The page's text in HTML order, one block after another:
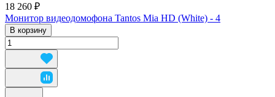
18 260 ₽
Монитор видеодомофона Tantos Mia HD (White) - 4
В корзину